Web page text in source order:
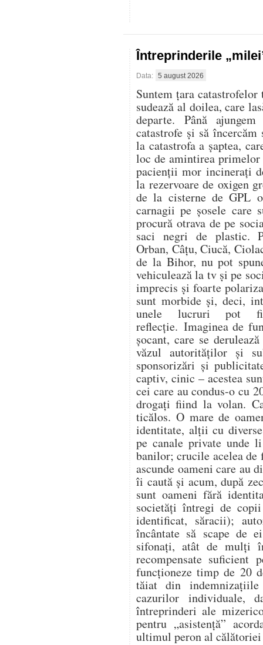
Întreprinderile
Data: 5 august 2026
Suntem țara
sudează al doilea, care
departe. Până
catastrofe și să
la catastrofa a șaptea,
loc de amintirea
pacienții mor incinerați
la rezervoare de oxigen
de la cisterne de GPL
carnagii pe șosele care
procură otrava de pe
saci negri de plastic.
Orban, Câțu, Ciucă,
de la Bihor, nu pot
vehiculează la tv și pe
imprecis și foarte
sunt morbide și, deci,
unele lucruri pot
reflecție. Imaginea de
șocant, care se
văzul autorităților și
sponsorizări și
captiv, cinic – acestea
cei care au condus-o cu
drogați fiind la volan.
ticălos. O mare de
identitate, alții cu
pe canale private unde
banilor; crucile acelea de
ascunde oameni care au
îi caută și acum, după
sunt oameni fără
societăți întregi de
identificat, săracii);
încântate să scape de
sifonați, atât de mulți
recompensate suficient
funcționeze timp de 20
tăiat din
cazurilor individuale,
întreprinderi ale
pentru „asistență”
ultimul peron al